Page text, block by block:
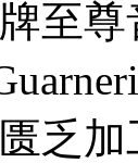
至
乏